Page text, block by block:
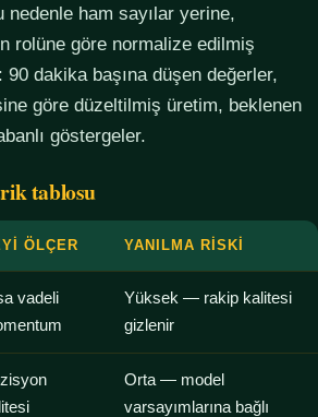
nedenle ham sayılar yerine,
rolüne göre normalize edilmiş
dakika başına düşen değerler,
göre düzeltilmiş üretim, beklenen
göstergeler.
tablosu
ÖLÇER YANILMA RISKI
vadeli
Yüksek — rakip kalitesi
gizlenir
Orta — model
varsayımlarına bağlı